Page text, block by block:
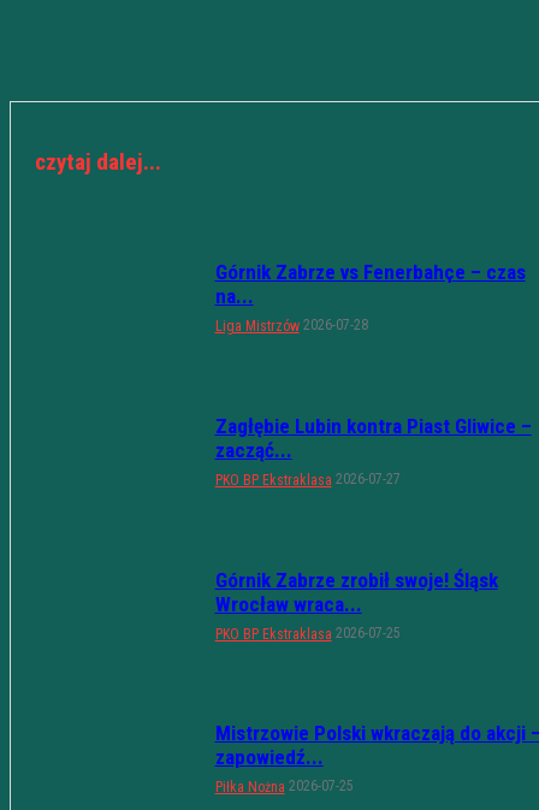
czytaj dalej...
Górnik Zabrze vs Fenerbahçe – czas
na...
Liga Mistrzów 2026-07-28
Zagłębie Lubin kontra Piast Gliwice –
zacząć...
PKO BP Ekstraklasa 2026-07-27
Górnik Zabrze zrobił swoje! Śląsk
Wrocław wraca...
PKO BP Ekstraklasa 2026-07-25
Mistrzowie Polski wkraczają do akcji
zapowiedź...
Piłka Nożna 2026-07-25